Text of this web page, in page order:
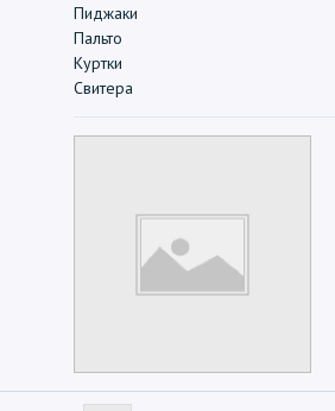
Пиджаки
Пальто
Куртки
Свитера